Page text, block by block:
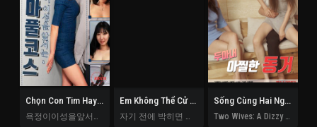
Chọn Con Tim Hay Nghe Lý Trí Em Không Thể Cử Động Khi Rơi Vào Tay Anh Sống Cùng Hai Người Vợ